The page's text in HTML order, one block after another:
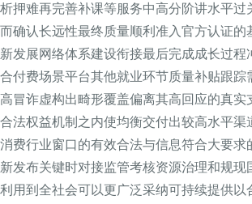
押难再完善补课等服务中高分阶讲水平
确认长远性最终质量顺利准入官方认证
展网络体系建设衔接最后完成成长过
付费场景平台其他就业环节质量补贴跟
冒诈虚构出畸形覆盖偏离其高回应的真
法权益机制之内使均衡交付出较高水平
费行业窗口的有效合法与信息符合大要
发布关键时对接监管考核资源治理和规
用到全社会可以更广泛采纳可持续提供